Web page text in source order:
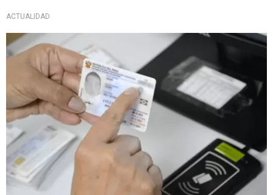
ACTUALIDAD
Trámite gratuito